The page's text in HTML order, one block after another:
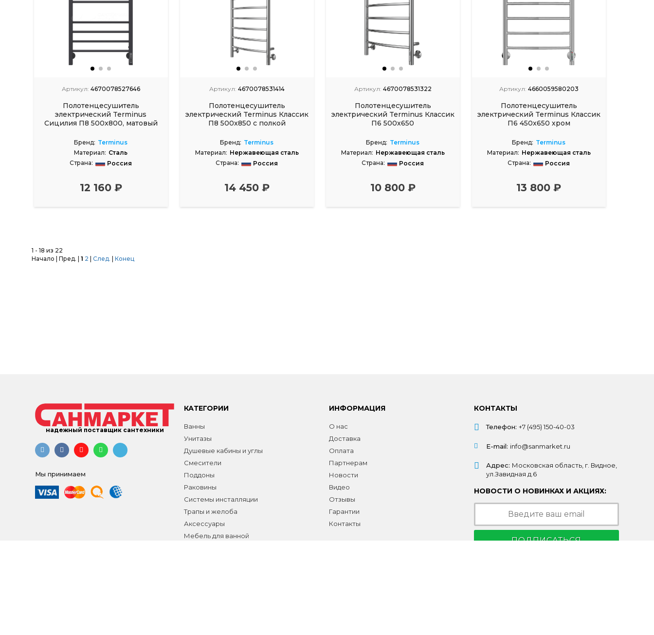
Артикул: 4670078527646
Полотенцесушитель
электрический Terminus
Сицилия П8 500x800, матовый
Бренд: Terminus
Материал: Сталь
Страна:
Россия
12 160 ₽
Артикул: 4670078531414
Полотенцесушитель
электрический Terminus Классик
П8 500x850 с полкой
Бренд: Terminus
Материал: Нержавеющая сталь
Страна:
Россия
14 450 ₽
Артикул: 4670078531322
Полотенцесушитель
электрический Terminus Классик
П6 500x650
Бренд: Terminus
Материал: Нержавеющая сталь
Страна:
Россия
10 800 ₽
Артикул: 4660059580203
Полотенцесушитель
электрический Terminus Классик
П6 450x650 хром
Бренд: Terminus
Материал: Нержавеющая сталь
Страна:
Россия
13 800 ₽
1 - 18 из 22
Начало | Пред. | 1 2 След. Конец
надежный поставщик сантехники
Мы принимаем
КАТЕГОРИИ
Ванны
Унитазы
Душевые кабины и углы
Смесители
Поддоны
Раковины
Системы инсталляции
Трапы и желоба
Аксессуары
Мебель для ванной
ИНФОРМАЦИЯ
О нас
Доставка
Оплата
Партнерам
Новости
Видео
Отзывы
Гарантии
Контакты
КОНТАКТЫ
Телефон: +7 (495) 150-40-03
E-mail: info@sanmarket.ru
Адрес: Московская область, г. Видное,
ул.Завидная д.6
НОВОСТИ О НОВИНКАХ И АКЦИЯХ:
ПОДПИСАТЬСЯ